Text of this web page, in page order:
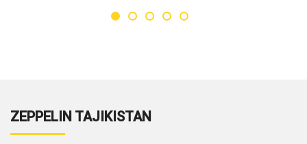
ZEPPELIN TAJIKISTAN